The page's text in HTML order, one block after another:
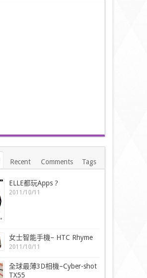
Recent Comments Tags
ELLE都玩Apps ?
2011/10/11
女士智能手機– HTC Rhyme
2011/10/11
全球最薄3D相機–Cyber-shot
TX55